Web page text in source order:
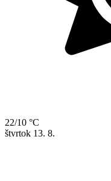
22/10 °C
štvrtok 13. 8.